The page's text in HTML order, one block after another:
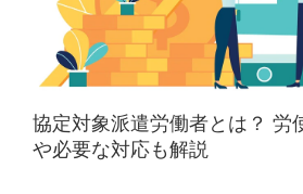
協定対象派遣労働者とは？ 労
や必要な対応も解説